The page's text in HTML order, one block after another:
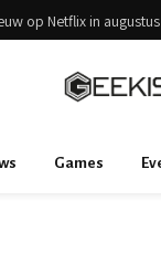
op Netflix in
Games